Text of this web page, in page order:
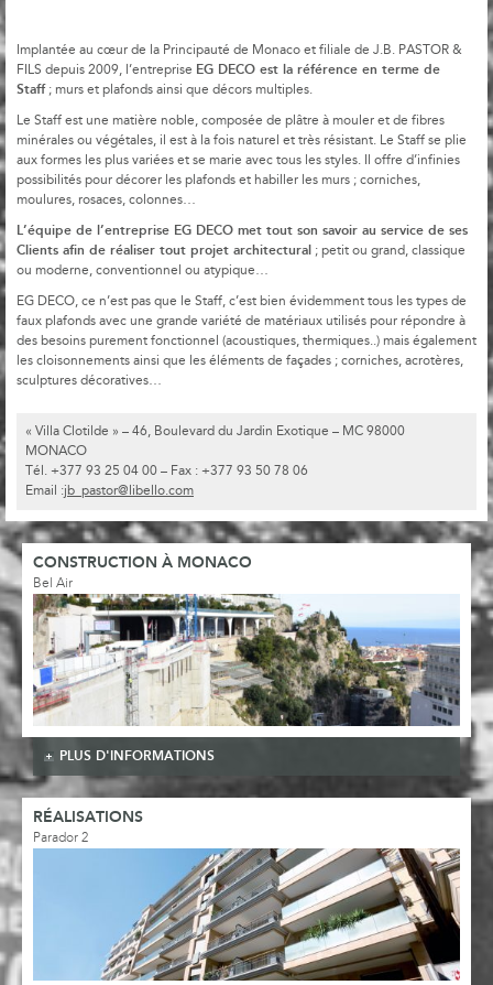
Implantée au cœur de la Principauté de Monaco et filiale de J.B. PASTOR &
FILS depuis 2009, l’entreprise EG DECO est la référence en terme de
Staff ; murs et plafonds ainsi que décors multiples.
Le Staff est une matière noble, composée de plâtre à mouler et de fibres
minérales ou végétales, il est à la fois naturel et très résistant. Le Staff se plie
aux formes les plus variées et se marie avec tous les styles. Il offre d’infinies
possibilités pour décorer les plafonds et habiller les murs ; corniches,
moulures, rosaces, colonnes…
L’équipe de l’entreprise EG DECO met tout son savoir au service de ses
Clients afin de réaliser tout projet architectural ; petit ou grand, classique
ou moderne, conventionnel ou atypique…
EG DECO, ce n’est pas que le Staff, c’est bien évidemment tous les types de
faux plafonds avec une grande variété de matériaux utilisés pour répondre à
des besoins purement fonctionnel (acoustiques, thermiques..) mais également
les cloisonnements ainsi que les éléments de façades ; corniches, acrotères,
sculptures décoratives…
« Villa Clotilde » – 46, Boulevard du Jardin Exotique – MC 98000
MONACO
Tél. +377 93 25 04 00 – Fax : +377 93 50 78 06
Email :jb_pastor@libello.com
CONSTRUCTION À MONACO
Bel Air
PLUS D'INFORMATIONS
RÉALISATIONS
Parador 2